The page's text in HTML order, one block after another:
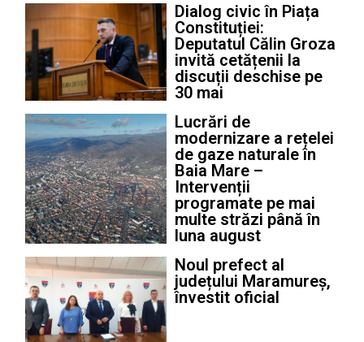
Dialog civic în Piața
Constituției:
Deputatul Călin Groza
invită cetățenii la
discuții deschise pe
30 mai
Lucrări de
modernizare a rețelei
de gaze naturale în
Baia Mare –
Intervenții
programate pe mai
multe străzi până în
luna august
Noul prefect al
județului Maramureș,
învestit oficial